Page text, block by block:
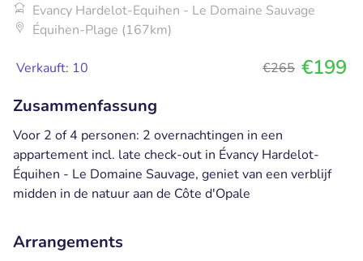
Evancy Hardelot-Equihen - Le Domaine Sauvage
Équihen-Plage (167km)
Verkauft: 10 €265 €199
Zusammenfassung
Voor 2 of 4 personen: 2 overnachtingen in een
appartement incl. late check-out in Évancy Hardelot-
Équihen - Le Domaine Sauvage, geniet van een verblijf
midden in de natuur aan de Côte d'Opale
Arrangements